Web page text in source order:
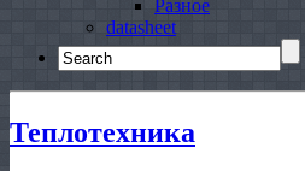
Разное
datasheet
Search
for:
Теплотехника